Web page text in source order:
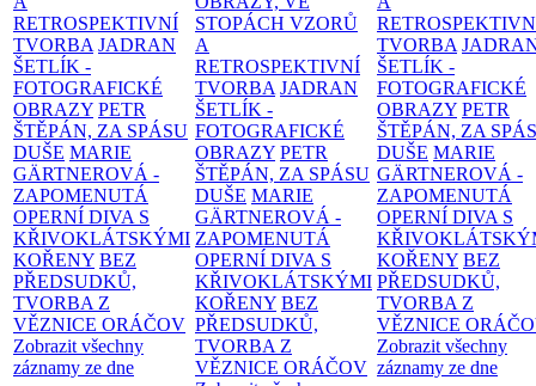
RETROSPEKTIVNÍ
TVORBA JADRAN
ŠETLÍK -
FOTOGRAFICKÉ
OBRAZY PETR
ŠTĚPÁN, ZA SPÁSU
DUŠE MARIE
GÄRTNEROVÁ -
ZAPOMENUTÁ
OPERNÍ DIVA S
KŘIVOKLÁTSKÝMI
KOŘENY BEZ
PŘEDSUDKŮ,
TVORBA Z
VĚZNICE ORÁČOV
Zobrazit všechny
záznamy ze dne
STOPÁCH VZORŮ
A
RETROSPEKTIVNÍ
TVORBA JADRAN
ŠETLÍK -
FOTOGRAFICKÉ
OBRAZY PETR
ŠTĚPÁN, ZA SPÁSU
DUŠE MARIE
GÄRTNEROVÁ -
ZAPOMENUTÁ
OPERNÍ DIVA S
KŘIVOKLÁTSKÝMI
KOŘENY BEZ
PŘEDSUDKŮ,
TVORBA Z
VĚZNICE ORÁČOV
TVORBA
ŠETLÍK -
FOTOGRAFICKÉ
OBRAZY PETR
ŠTĚPÁN, ZA
DUŠE MARIE
GÄRTNEROVÁ -
ZAPOMENUTÁ
OPERNÍ DIVA S
KOŘENY BEZ
PŘEDSUDKŮ,
TVORBA Z
VĚZNICE
Zobrazit všechny
záznamy ze dne